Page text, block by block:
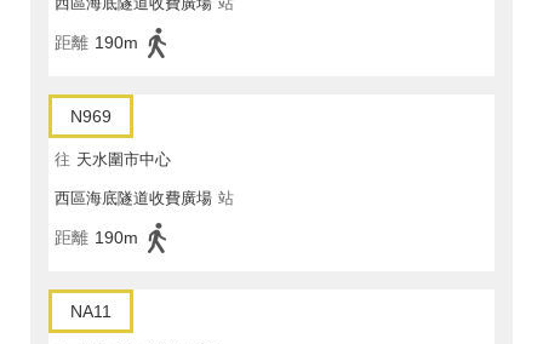
距離 190m
N969
往 天水圍市中心
西區海底隧道收費廣場 站
距離 190m
NA11